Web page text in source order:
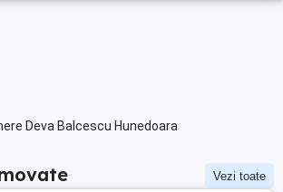
Deva Balcescu Hunedoara
Vezi toate